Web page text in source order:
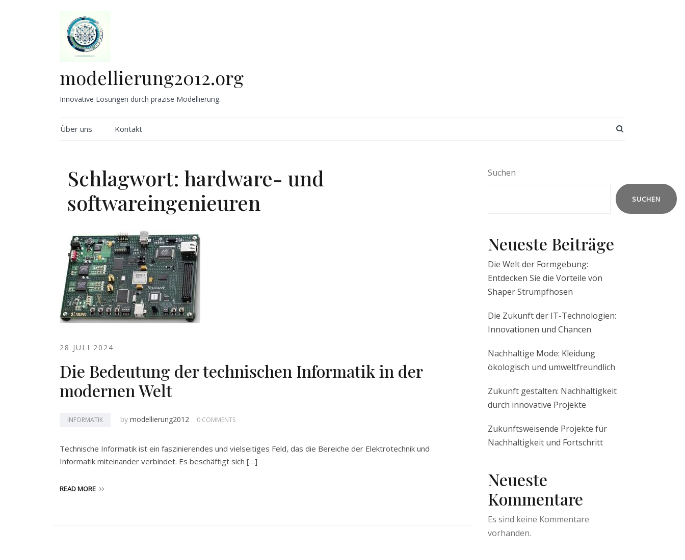
modellierung2012.org
Innovative Lösungen durch präzise Modellierung.
Über uns Kontakt
Schlagwort: hardware- und
softwareingenieuren
28 JULI 2024
Die Bedeutung der technischen Informatik in der
modernen Welt
INFORMATIK by modellierung2012 0 COMMENTS
Technische Informatik ist ein faszinierendes und vielseitiges Feld, das die Bereiche der Elektrotechnik und
Informatik miteinander verbindet. Es beschäftigt sich […]
READ MORE
Suchen
SUCHEN
Neueste Beiträge
Die Welt der Formgebung:
Entdecken Sie die Vorteile von
Shaper Strumpfhosen
Die Zukunft der IT-Technologien:
Innovationen und Chancen
Nachhaltige Mode: Kleidung
ökologisch und umweltfreundlich
Zukunft gestalten: Nachhaltigkeit
durch innovative Projekte
Zukunftsweisende Projekte für
Nachhaltigkeit und Fortschritt
Neueste
Kommentare
Es sind keine Kommentare
vorhanden.